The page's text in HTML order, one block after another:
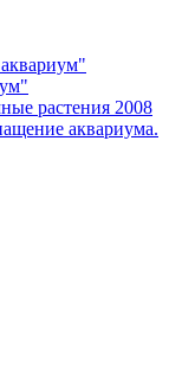
растения 2008
аквариума.